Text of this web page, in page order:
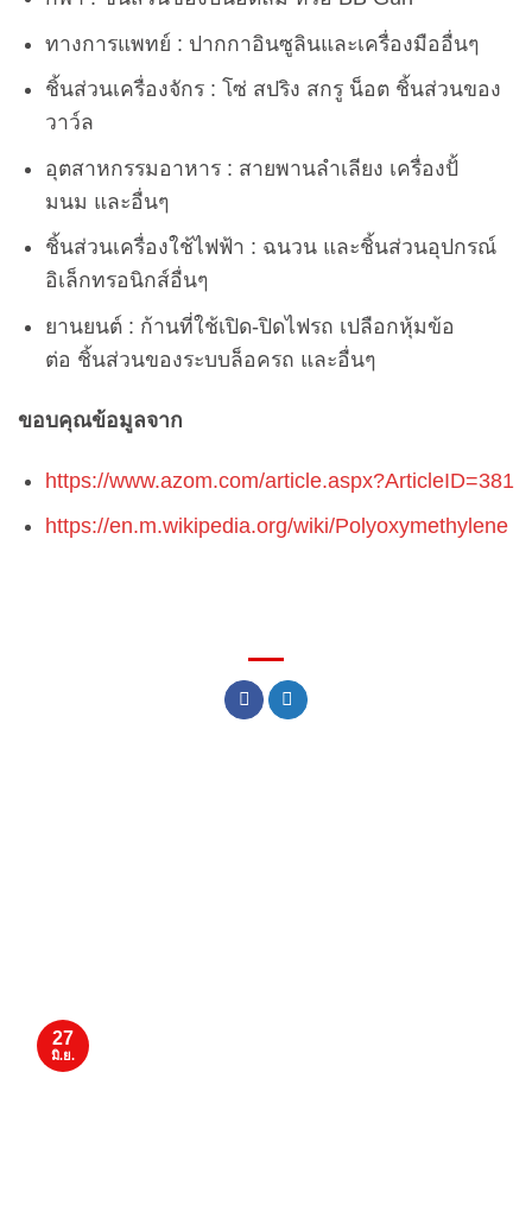
ทางการแพทย์ : ปากกาอินซูลินและเครื่องมืออื่นๆ
ชิ้นส่วนเครื่องจักร : โซ่ สปริง สกรู น็อต ชิ้นส่วนของ
วาว์ล
อุตสาหกรรมอาหาร : สายพานลำเลียง เครื่องปั้
มนม และอื่นๆ
ชิ้นส่วนเครื่องใช้ไฟฟ้า : ฉนวน และชิ้นส่วนอุปกรณ์
อิเล็กทรอนิกส์อื่นๆ
ยานยนต์ : ก้านที่ใช้เปิด-ปิดไฟรถ เปลือกหุ้มข้อ
ต่อ ชิ้นส่วนของระบบล็อครถ และอื่นๆ
ขอบคุณข้อมูลจาก
https://www.azom.com/article.aspx?ArticleID=381
https://en.m.wikipedia.org/wiki/Polyoxymethylene
27
มิ.ย.